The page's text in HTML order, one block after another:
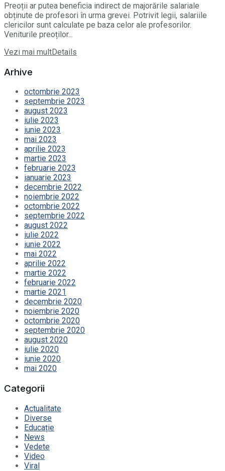
Preoții ar putea beneficia indirect de majorările salariale
obținute de profesori în urma grevei. Potrivit legii, salariile
clericilor sunt calculate pe baza celor ale profesorilor.
Veniturile preoților...
Vezi mai multDetails
Arhive
octombrie 2023
septembrie 2023
august 2023
iulie 2023
iunie 2023
mai 2023
aprilie 2023
martie 2023
februarie 2023
ianuarie 2023
decembrie 2022
noiembrie 2022
octombrie 2022
septembrie 2022
august 2022
iulie 2022
iunie 2022
mai 2022
aprilie 2022
martie 2022
februarie 2022
martie 2021
decembrie 2020
noiembrie 2020
octombrie 2020
septembrie 2020
august 2020
iulie 2020
iunie 2020
mai 2020
Categorii
Actualitate
Diverse
Educație
News
Vedete
Video
Viral